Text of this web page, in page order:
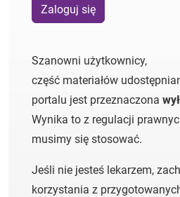
Zaloguj się
Szanowni użytkownicy,
część materiałów
portalu jest przeznaczona
Wynika to z regulacji
musimy się stosować.
Jeśli nie jesteś lekarzem,
korzystania z